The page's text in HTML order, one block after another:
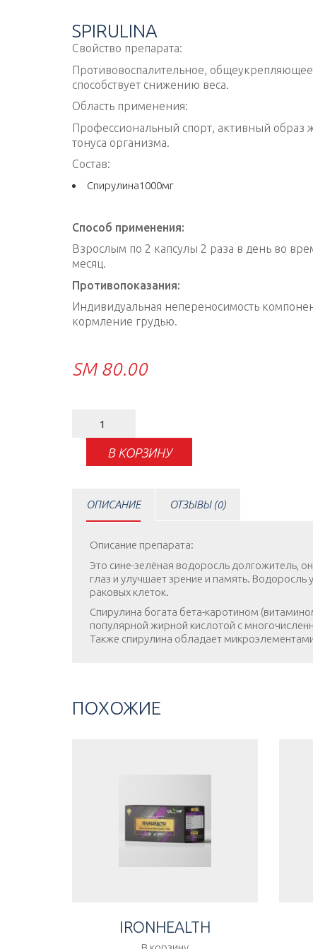
SPIRULINA
Свойство препарата:
Противовоспалительное,
способствует снижению веса.
Область применения:
Профессиональный спорт, активный образ
тонуса организма.
Состав:
Спирулина1000мг
Способ применения:
Взрослым по 2 капсулы 2 раза в день во
месяц.
Противопоказания:
Индивидуальная непереносимость
кормление грудью.
ЅМ80.00
товара
В КОРЗИНУ
ОПИСАНИЕ ОТЗЫВЫ (0)
Описание препарата:
Это сине-зелёная водоросль долгожитель,
глаз и улучшает зрение и память.
раковых клеток.
Спирулина богата бета-каротином
популярной жирной кислотой с
Также спирулина обладает
ПОХОЖИЕ
IRONHEALTH